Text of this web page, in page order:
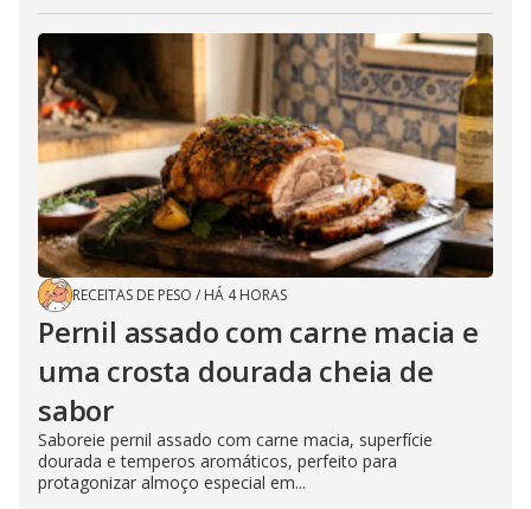
RECEITAS DE PESO / HÁ 4 HORAS
Pernil assado com carne macia e
uma crosta dourada cheia de
sabor
Saboreie pernil assado com carne macia, superfície
dourada e temperos aromáticos, perfeito para
protagonizar almoço especial em...